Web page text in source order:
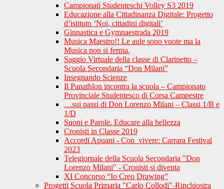
Campionati Studenteschi Volley S3 2019
Educazione alla Cittadinanza Digitale: Progetto
d’istituto ‘Noi, cittadini digitali’
Ginnastica e Gymnaestrada 2019
Musica Maestro!! Le aule sono vuote ma la
Musica non si ferma.
Saggio Virtuale della classe di Clarinetto –
Scuola Secondaria “Don Milani”
Insegnando Scienze
Il Panathlon incontra la scuola – Campionato
Provinciale Studentesco di Corsa Campestre
…sui passi di Don Lorenzo Milani – Classi 1/B e
1/D
Suoni e Parole. Educare alla bellezza
Cronisti in Classe 2019
Accordi Apuani - Con_vivere: Carrara Festival
2023
Telegiornale della Scuola Secondaria "Don
Lorenzo Milani" - Cronisti si diventa
XI Concorso “Io Creo Drawing”
Progetti Scuola Primaria "Carlo Collodi"-Rinchiostra